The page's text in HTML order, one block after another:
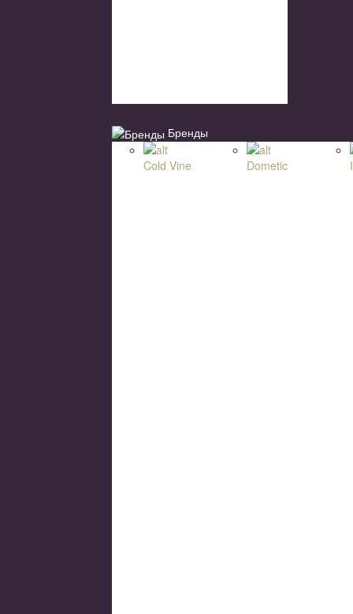
Бренды
Cold Vine Dometic